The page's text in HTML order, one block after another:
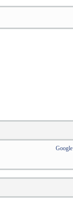
Google